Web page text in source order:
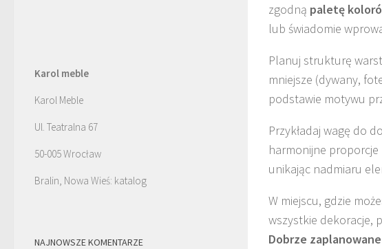
zgodną paletę
lub świadomie
Planuj strukturę
mniejsze (dywany,
podstawie motywu
Przykładaj wagę do
harmonijne proporcje
unikając nadmiaru
W miejscu, gdzie
wszystkie dekoracje,
Dobrze
Karol meble
Karol Meble
Ul. Teatralna 67
50-005 Wrocław
Bralin, Nowa Wieś: katalog
NAJNOWSZE KOMENTARZE